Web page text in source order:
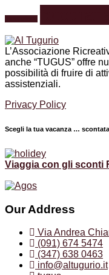
L’Associazione
anche “TUGUS” offre
possibilità di fruire di
assistenziali.
Privacy Policy
Scegli la tua vacanza …
Viaggia con gli sconti
Our Address
Via Andrea
(091) 674 5474
(347) 638 0463
info@altugurio.it